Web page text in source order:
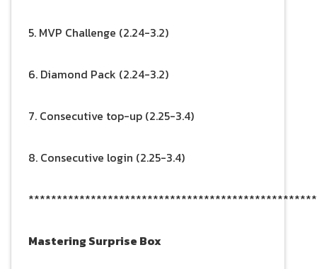
5. MVP Challenge (2.24-3.2)
6. Diamond Pack (2.24-3.2)
7. Consecutive top-up (2.25-3.4)
8. Consecutive login (2.25-3.4)
Mastering Surprise Box